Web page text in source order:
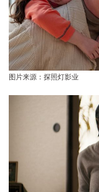
图片来源：探照灯影业